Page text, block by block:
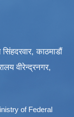
काठमाडाैं
वीरेन्द्रनगर,
of Federal